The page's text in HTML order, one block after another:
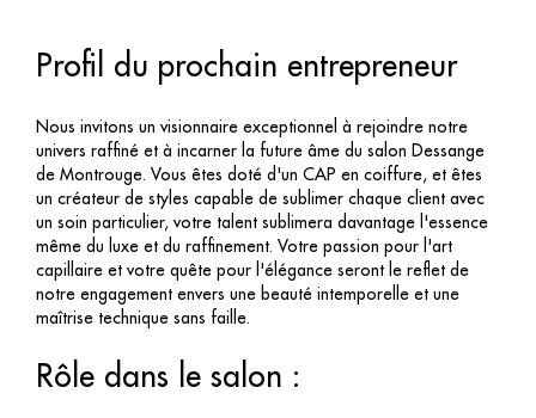
Profil du prochain entrepreneur
Nous invitons un visionnaire exceptionnel à rejoindre notre
univers raffiné et à incarner la future âme du salon Dessange
de Montrouge. Vous êtes doté d'un CAP en coiffure, et êtes
un créateur de styles capable de sublimer chaque client avec
un soin particulier, votre talent sublimera davantage l'essence
même du luxe et du raffinement. Votre passion pour l'art
capillaire et votre quête pour l'élégance seront le reflet de
notre engagement envers une beauté intemporelle et une
maîtrise technique sans faille.
Rôle dans le salon :